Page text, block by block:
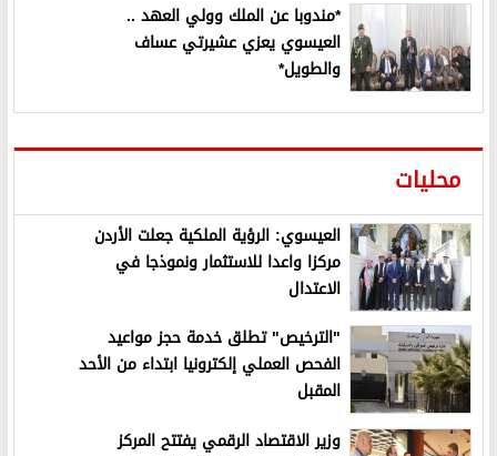
*مندوبا عن الملك وولي العهد ..
العيسوي يعزي عشيرتي عساف
والطويل*
محليات
العيسوي: الرؤية الملكية جعلت الأردن
مركزا واعدا للاستثمار ونموذجا في
الاعتدال
"الترخيص" تطلق خدمة حجز مواعيد
الفحص العملي إلكترونيا ابتداء من الأحد
المقبل
وزير الاقتصاد الرقمي يفتتح المركز